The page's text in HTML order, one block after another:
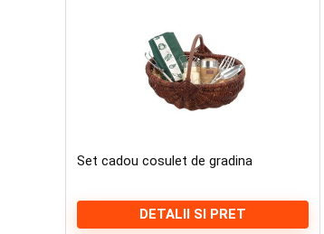
Set cadou cosulet de gradina
DETALII SI PRET